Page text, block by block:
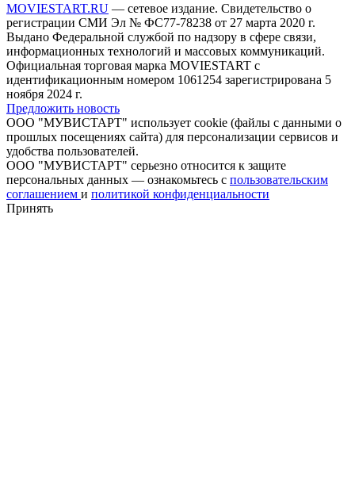
MOVIESTART.RU — сетевое издание. Свидетельство о
регистрации СМИ Эл № ФС77-78238 от 27 марта 2020 г.
Выдано Федеральной службой по надзору в сфере связи,
информационных технологий и массовых коммуникаций.
Официальная торговая марка MOVIESTART с
идентификационным номером 1061254 зарегистрирована 5
ноября 2024 г.
Предложить новость
ООО "МУВИСТАРТ" использует cookie (файлы с данными о
прошлых посещениях сайта) для персонализации сервисов и
удобства пользователей.
ООО "МУВИСТАРТ" серьезно относится к защите
персональных данных — ознакомьтесь с пользовательским
соглашением и политикой конфиденциальности
Принять